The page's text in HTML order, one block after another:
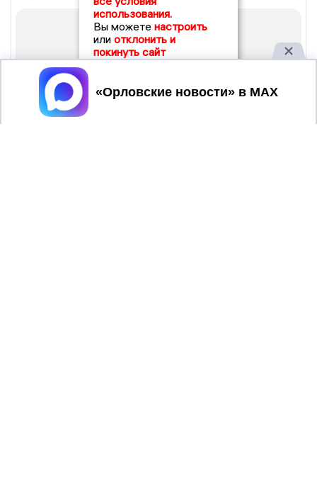
использования.
Вы можете настроить
или отклонить и
покинуть сайт
Принять